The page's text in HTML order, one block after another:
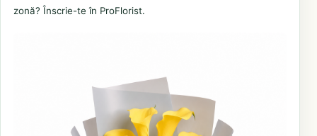
zonă? Înscrie-te în ProFlorist.